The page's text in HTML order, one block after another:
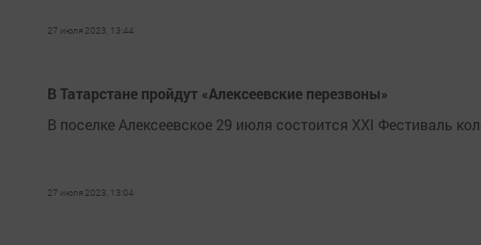
27 июля 2023, 13:44
В Татарстане пройдут «Алексеевские перезвоны»
В поселке Алексеевское 29 июля состоится XXI Фестиваль
27 июля 2023, 13:04